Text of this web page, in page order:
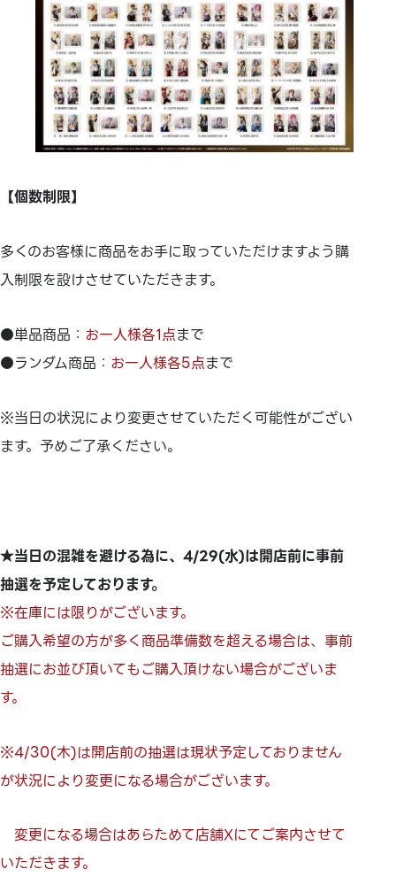
【個数制限】
多くのお客様に商品をお手に取っていただけますよう購
入制限を設けさせていただきます。
●単品商品： お一人様各1点まで
●ランダム商品： お一人様各5点まで
※当日の状況により変更させていただく可能性がござい
ます。予めご了承ください。
★当日の混雑を避ける為に、4/29(水)は開店前に事前
抽選を予定しております。
※在庫には限りがございます。
ご購入希望の方が多く商品準備数を超える場合は、 事前
抽選にお並び頂いてもご購入頂けない場合がございま
す。
※4/30(木)は開店前の抽選は現状予定しておりません
が状況により変更になる場合がございます。
変更になる場合はあらためて店舗Xにてご案内させて
いただきます。